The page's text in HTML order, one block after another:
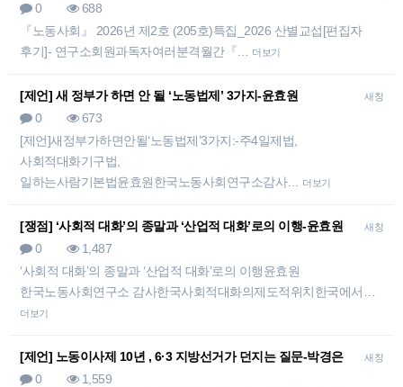
0
688
『노동사회』 2026년 제2호 (205호)특집_2026 산별교섭[편집자
후기]- 연구소회원과독자여러분격월간『…
더보기
새창
[제언] 새 정부가 하면 안 될 ‘노동법제’ 3가지-윤효원
0
673
[제언]새정부가하면안될‘노동법제’3가지:-주4일제법,
사회적대화기구법,
일하는사람기본법윤효원한국노동사회연구소감사…
더보기
새창
[쟁점] ‘사회적 대화’의 종말과 ‘산업적 대화’로의 이행-윤효원
0
1,487
‘사회적 대화’의 종말과 ‘산업적 대화’로의 이행윤효원
한국노동사회연구소 감사한국사회적대화의제도적위치한국에서…
더보기
새창
[제언] 노동이사제 10년 , 6·3 지방선거가 던지는 질문-박경은
0
1,559